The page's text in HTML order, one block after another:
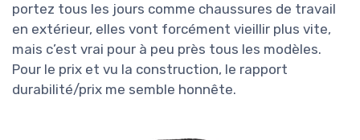
portez tous les jours comme chaussures de travail
en extérieur, elles vont forcément vieillir plus vite,
mais c’est vrai pour à peu près tous les modèles.
Pour le prix et vu la construction, le rapport
durabilité/prix me semble honnête.